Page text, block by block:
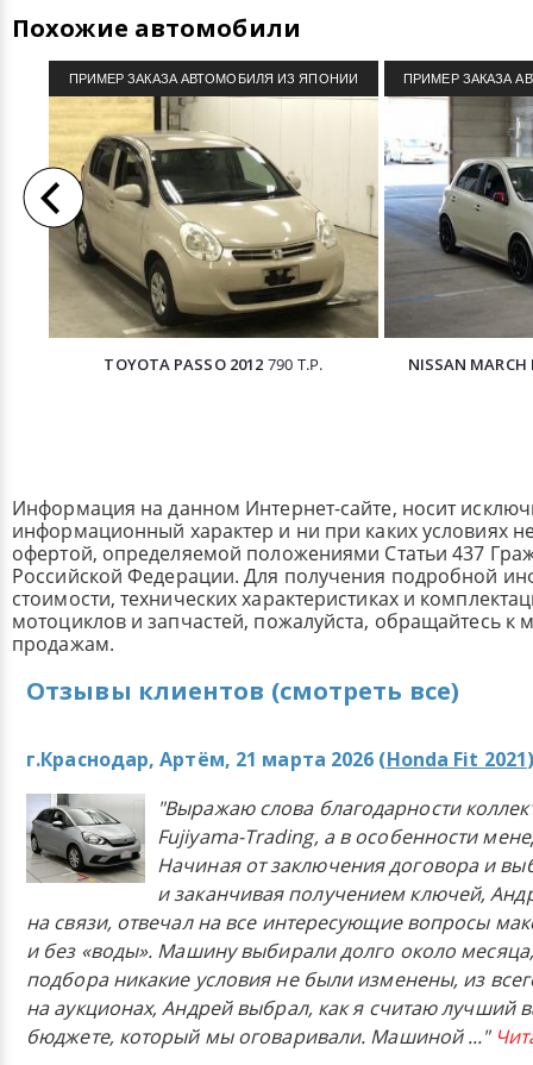
Похожие автомобили
ПРИМЕР ЗАКАЗА АВТОМОБИЛЯ ИЗ ЯПОНИИ
TOYOTA PASSO 2012 790 Т.Р.
ПРИМЕР ЗАКАЗА
NISSAN MARCH
Информация на данном Интернет-сайте, носит
информационный характер и ни при каких условиях
офертой, определяемой положениями Статьи 437
Российской Федерации. Для получения подробной
стоимости, технических характеристиках и
мотоциклов и запчастей, пожалуйста, обращайтесь к
продажам.
Отзывы клиентов (смотреть все)
г.Краснодар, Артём, 21 марта 2026 (Honda Fit 2021
"Выражаю слова благодарности
Fujiyama-Trading, а в особенности
Начиная от заключения договора и
и заканчивая получением ключей,
на связи, отвечал на все интересующие вопросы
и без «воды». Машину выбирали долго около
подбора никакие условия не были изменены, из
на аукционах, Андрей выбрал, как я считаю лучший
бюджете, который мы оговаривали. Машиной..."